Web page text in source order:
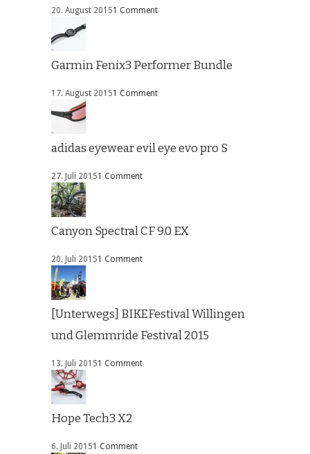
20. August 20151 Comment
Garmin Fenix3 Performer Bundle
17. August 20151 Comment
adidas eyewear evil eye evo pro S
27. Juli 20151 Comment
Canyon Spectral CF 9.0 EX
20. Juli 20151 Comment
[Unterwegs] BIKEFestival Willingen
und Glemmride Festival 2015
13. Juli 20151 Comment
Hope Tech3 X2
6. Juli 20151 Comment